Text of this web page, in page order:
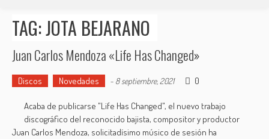
TAG: JOTA BEJARANO
Juan Carlos Mendoza «Life Has Changed»
Discos Novedades - 8 septiembre, 2021 0
Acaba de publicarse "Life Has Changed", el nuevo trabajo
discográfico del reconocido bajista, compositor y productor
Juan Carlos Mendoza, solicitadísimo músico de sesión ha